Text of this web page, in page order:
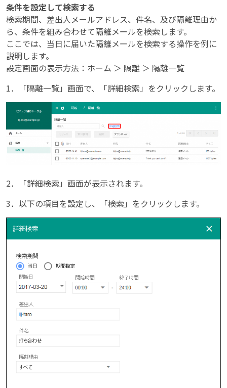
条件を設定して検索する
検索期間、差出人メールアドレス、件名、及び隔離理由か
ら、条件を組み合わせて隔離メールを検索します。
ここでは、当日に届いた隔離メールを検索する操作を例に
説明します。
設定画面の表示方法：ホーム ＞ 隔離 ＞ 隔離一覧
1．「隔離一覧」画面で、「詳細検索」をクリックします。
2．「詳細検索」画面が表示されます。
3．以下の項目を設定し、「検索」をクリックします。